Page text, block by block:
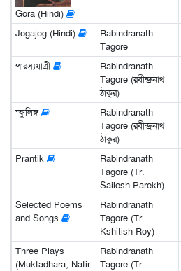
Gora (Hindi)
Jogajog (Hindi)
Rabindranath
Tagore
পারস্যযাত্রী
Rabindranath
Tagore (রবীন্দ্রনাথ
ঠাকুর)
স্ফুলিঙ্গ
Rabindranath
Tagore (রবীন্দ্রনাথ
ঠাকুর)
Prantik
Rabindranath
Tagore (Tr.
Sailesh Parekh)
Selected Poems
and Songs
Rabindranath
Tagore (Tr.
Kshitish Roy)
Three Plays
(Muktadhara, Natir
Rabindranath
Tagore (Tr.